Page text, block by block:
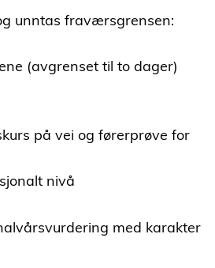
unntas fraværsgrensen:
(avgrenset til to dager)
på vei og førerprøve for
nivå
med karakter